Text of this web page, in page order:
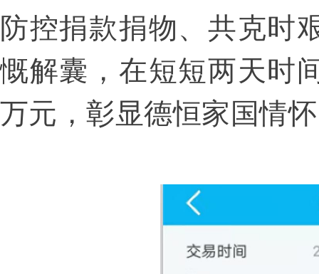
防控捐款捐物、共克时
慨解囊，在短短两天时
万元，彰显德恒家国情